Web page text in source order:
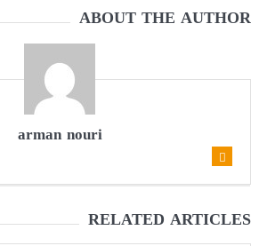
ABOUT THE AUTHOR
arman nouri
RELATED ARTICLES